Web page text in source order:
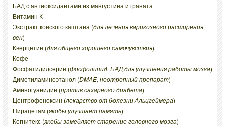
БАД с антиоксидантами из мангустина и граната
Витамин К
Экстракт конского каштана (для лечения варикозного расширения
вен)
Кверцетин (для общего хорошего самочувствия)
Кофе
Фосфатидилсерин (фосфолипид, БАД для улучшения работы мозга)
Диметиламиноэтанол (DMAE, ноотропный препарат)
Аминогуанидин (против сахарного диабета)
Центрофеноксин (лекарство от болезни Альцгеймера)
Пирацетам (якобы улучшает память)
Когнитекс (якобы замедляет старение головного мозга)